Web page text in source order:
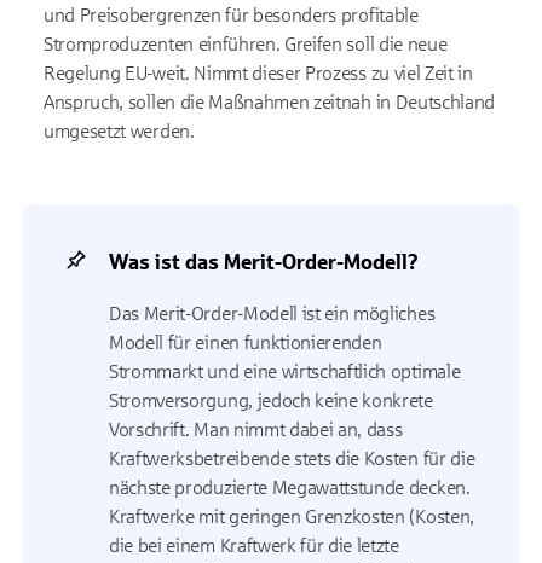
und Preisobergrenzen für besonders profitable
Stromproduzenten einführen. Greifen soll die neue
Regelung EU-weit. Nimmt dieser Prozess zu viel Zeit in
Anspruch, sollen die Maßnahmen zeitnah in Deutschland
umgesetzt werden.
Was ist das Merit-Order-Modell?
Das Merit-Order-Modell ist ein mögliches
Modell für einen funktionierenden
Strommarkt und eine wirtschaftlich optimale
Stromversorgung, jedoch keine konkrete
Vorschrift. Man nimmt dabei an, dass
Kraftwerksbetreibende stets die Kosten für die
nächste produzierte Megawattstunde decken.
Kraftwerke mit geringen Grenzkosten (Kosten,
die bei einem Kraftwerk für die letzte